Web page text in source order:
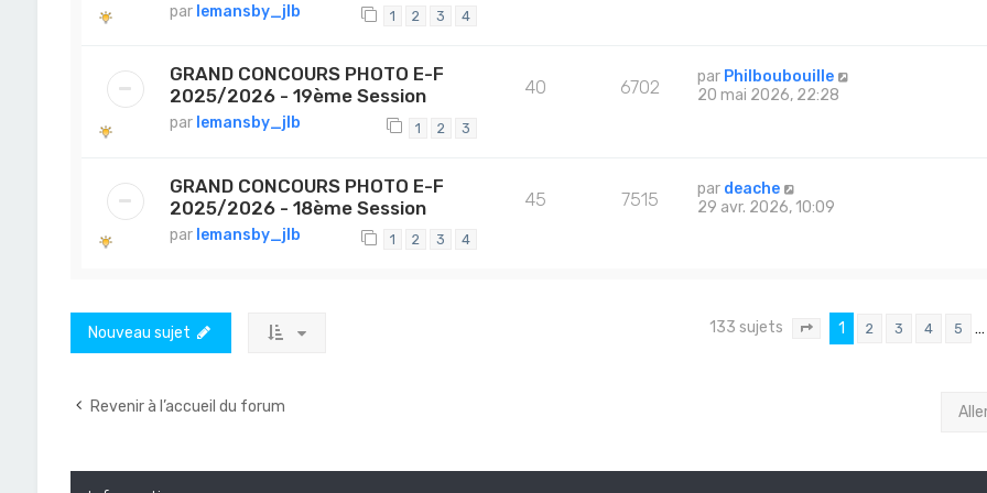
par lemansby_jlb 1 2 3 4
GRAND CONCOURS PHOTO E-F
2025/2026 - 19ème Session
par lemansby_jlb 1 2 3
40 6702 par Philboubouille
20 mai 2026, 22:28
GRAND CONCOURS PHOTO E-F
2025/2026 - 18ème Session
par lemansby_jlb 1 2 3 4
45 7515 par deache
29 avr. 2026, 10:09
Nouveau sujet 133 sujets Page sur 9
1 2 3 4 5 …
Revenir à l’accueil du forum